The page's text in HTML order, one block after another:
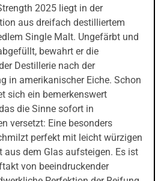
2025 liegt in der
aus dreifach destilliertem
Single Malt. Ungefärbt und
bewahrt er die
Destillerie nach der
in amerikanischer Eiche. Schon
sich ein bemerkenswert
die Sinne sofort in
versetzt: Eine besonders
perfekt mit leicht würzigen
aus dem Glas aufsteigen. Es ist
von beeindruckender